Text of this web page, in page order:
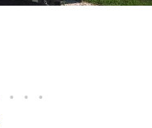
• • •